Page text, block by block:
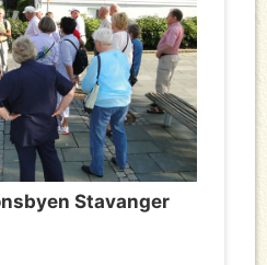
Stavanger